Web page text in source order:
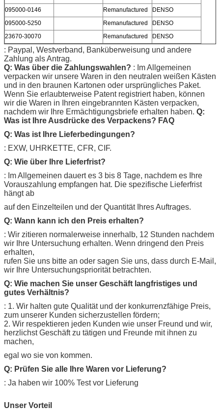
095000-0146
Remanufactured
DENSO
095000-5250
Remanufactured
DENSO
23670-30070
Remanufactured DENSO
: Paypal, Westverband, Banküberweisung und andere
Zahlung als Antrag.
Q: Was über die Zahlungswahlen? : Im Allgemeinen
verpacken wir unsere Waren in den neutralen weißen Kästen
und in den braunen Kartonen oder ursprüngliches Paket.
Wenn Sie erlaubterweise Patent registriert haben, können
wir die Waren in Ihren eingebrannten Kästen verpacken,
nachdem wir Ihre Ermächtigungsbriefe erhalten haben. Q:
Was ist Ihre Ausdrücke des Verpackens? FAQ
Q: Was ist Ihre Lieferbedingungen?
: EXW, UHRKETTE, CFR, CIF.
Q: Wie über Ihre Lieferfrist?
: Im Allgemeinen dauert es 3 bis 8 Tage, nachdem es Ihre
Vorauszahlung empfangen hat. Die spezifische Lieferfrist
hängt ab
auf den Einzelteilen und der Quantität Ihres Auftrages.
Q: Wann kann ich den Preis erhalten?
: Wir zitieren normalerweise innerhalb, 12 Stunden nachdem
wir Ihre Untersuchung erhalten. Wenn dringend den Preis
erhalten,
rufen Sie uns bitte an oder sagen Sie uns, dass durch E-Mail,
wir Ihre Untersuchungspriorität betrachten.
Q: Wie machen Sie unser Geschäft langfristiges und
gutes Verhältnis?
: 1. Wir halten gute Qualität und der konkurrenzfähige Preis,
zum unserer Kunden sicherzustellen fördern;
2. Wir respektieren jeden Kunden wie unser Freund und wir,
herzlichst Geschäft zu tätigen und Freunde mit ihnen zu
machen,
egal wo sie von kommen.
Q: Prüfen Sie alle Ihre Waren vor Lieferung?
: Ja haben wir 100% Test vor Lieferung
Unser Vorteil